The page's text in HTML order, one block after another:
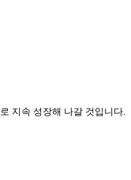
지속 성장해 나갈 것입니다.